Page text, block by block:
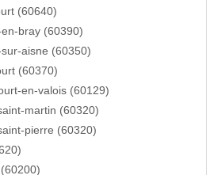
(60640)
bray (60390)
aisne (60350)
(60370)
en-valois (60129)
martin (60320)
pierre (60320)